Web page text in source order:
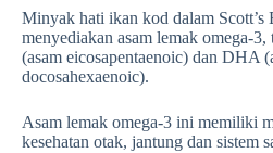
Minyak hati ikan kod dalam Scott’s
menyediakan asam lemak omega-3,
(asam eicosapentaenoic) dan DHA
docosahexaenoic).
Asam lemak omega-3 ini memiliki
kesehatan otak, jantung dan sistem